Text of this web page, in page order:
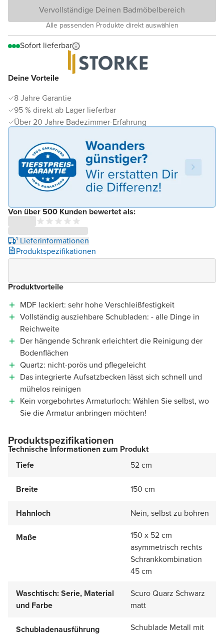
Deine Vorteile
8 Jahre Garantie
95 % direkt ab Lager lieferbar
Über 20 Jahre Badezimmer-Erfahrung
Von über 500 Kunden bewertet als:
¹ Lieferinformationen
Produktspezifikationen
Vervollständige Deinen Badmöbelbereich
Alle passenden Produkte direkt auswählen
Sofort lieferbar
Produktvorteile
MDF lackiert: sehr hohe Verschleißfestigkeit
Vollständig ausziehbare Schubladen: - alle Dinge in
Reichweite
Der hängende Schrank erleichtert die Reinigung der
Bodenflächen
Quartz: nicht-porös und pflegeleicht
Das integrierte Aufsatzbecken lässt sich schnell und
mühelos reinigen
Kein vorgebohrtes Armaturloch: Wählen Sie selbst, wo
Sie die Armatur anbringen möchten!
Produktspezifikationen
Technische Informationen zum Produkt
Tiefe
52 cm
Breite 150 cm
Hahnloch Nein, selbst zu bohren
Maße
150 x 52 cm
asymmetrisch rechts
Schrankkombination
45 cm
Waschtisch: Serie, Material
und Farbe
Scuro Quarz Schwarz
matt
Schubladenausführung
Schublade Metall mit